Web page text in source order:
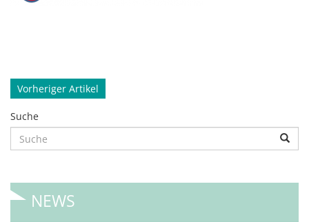
Beitragsnavigation
Vorheriger Artikel
Suche
NEWS